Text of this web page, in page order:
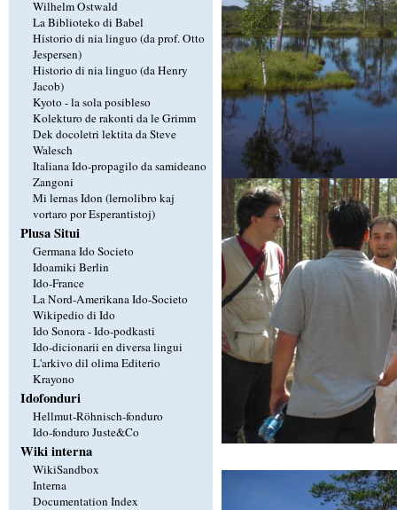
Wilhelm Ostwald
La Biblioteko di Babel
Historio di nia linguo (da prof. Otto
Jespersen)
Historio di nia linguo (da Henry
Jacob)
Kyoto - la sola posibleso
Kolekturo de rakonti da le Grimm
Dek docoletri lektita da Steve
Walesch
Italiana Ido-propagilo da samideano
Zangoni
Mi lernas Idon (lernolibro kaj
vortaro por Esperantistoj)
Plusa Situi
Germana Ido Societo
Idoamiki Berlin
Ido-France
La Nord-Amerikana Ido-Societo
Wikipedio di Ido
Ido Sonora - Ido-podkasti
Ido-dicionarii en diversa lingui
L'arkivo dil olima Editerio
Krayono
Idofonduri
Hellmut-Röhnisch-fonduro
Ido-fonduro Juste&Co
Wiki interna
WikiSandbox
Interna
Documentation Index